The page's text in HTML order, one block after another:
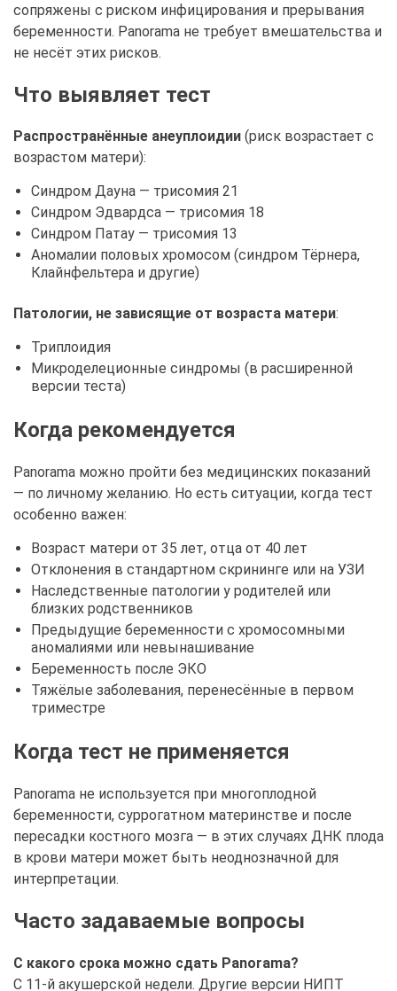
сопряжены с риском инфицирования и прерывания
беременности. Panorama не требует вмешательства и
не несёт этих рисков.
Что выявляет тест
Распространённые анеуплоидии (риск возрастает с
возрастом матери):
Синдром Дауна — трисомия 21
Синдром Эдвардса — трисомия 18
Синдром Патау — трисомия 13
Аномалии половых хромосом (синдром Тёрнера,
Клайнфельтера и другие)
Патологии, не зависящие от возраста матери:
Триплоидия
Микроделеционные синдромы (в расширенной
версии теста)
Когда рекомендуется
Panorama можно пройти без медицинских показаний
— по личному желанию. Но есть ситуации, когда тест
особенно важен:
Возраст матери от 35 лет, отца от 40 лет
Отклонения в стандартном скрининге или на УЗИ
Наследственные патологии у родителей или
близких родственников
Предыдущие беременности с хромосомными
аномалиями или невынашивание
Беременность после ЭКО
Тяжёлые заболевания, перенесённые в первом
триместре
Когда тест не применяется
Panorama не используется при многоплодной
беременности, суррогатном материнстве и после
пересадки костного мозга — в этих случаях ДНК плода
в крови матери может быть неоднозначной для
интерпретации.
Часто задаваемые вопросы
С какого срока можно сдать Panorama?
С 11-й акушерской недели. Другие версии НИПТ